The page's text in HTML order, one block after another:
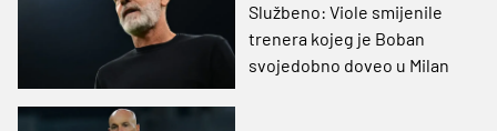
Službeno: Viole smijenile
trenera kojeg je Boban
svojedobno doveo u Milan